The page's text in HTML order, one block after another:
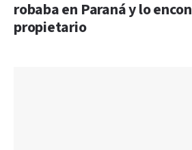
robaba en Paraná y lo
propietario